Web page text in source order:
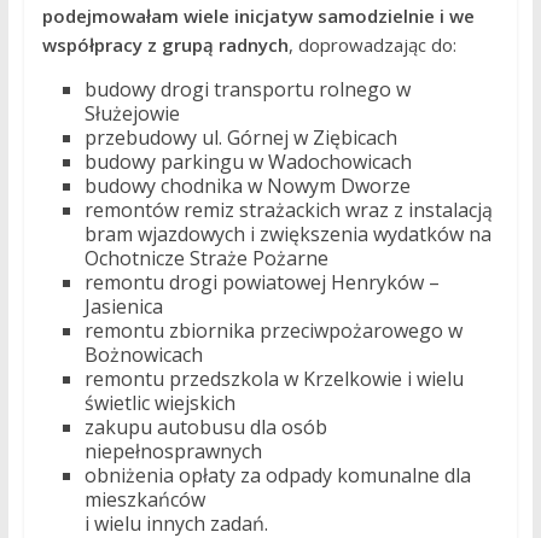
podejmowałam wiele inicjatyw samodzielnie i we
współpracy z grupą radnych, doprowadzając do:
budowy drogi transportu rolnego w
Służejowie
przebudowy ul. Górnej w Ziębicach
budowy parkingu w Wadochowicach
budowy chodnika w Nowym Dworze
remontów remiz strażackich wraz z instalacją
bram wjazdowych i zwiększenia wydatków na
Ochotnicze Straże Pożarne
remontu drogi powiatowej Henryków –
Jasienica
remontu zbiornika przeciwpożarowego w
Bożnowicach
remontu przedszkola w Krzelkowie i wielu
świetlic wiejskich
zakupu autobusu dla osób
niepełnosprawnych
obniżenia opłaty za odpady komunalne dla
mieszkańców
i wielu innych zadań.